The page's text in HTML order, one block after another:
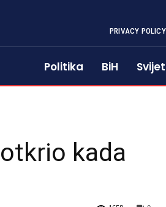
PRIVACY
Politika BiH Svijet
kada